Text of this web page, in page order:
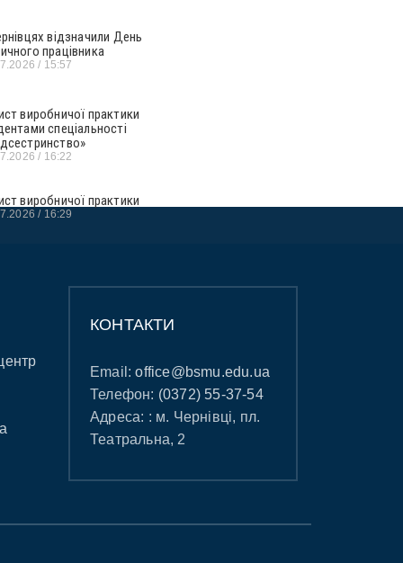
відзначили День
працівника
15:57
виробничої практики
спеціальності
16:22
виробничої практики
16:29
КОНТАКТИ
Email:office@bsmu.edu.ua
Телефон: (0372) 55-37-54
Адреса: : м. Чернівці, пл.
Театральна, 2